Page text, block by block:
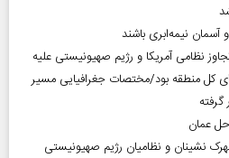
آسمان نیمه‌ابری باشند
نظامی آمریکا و رژیم صهیونیستی علیه
کل منطقه بود/مختصات جغرافیایی مسیر
عمان
نشینان و نظامیان رژیم صهیونیستی